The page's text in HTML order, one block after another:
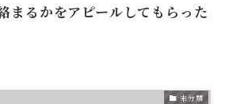
まるかをアピールしてもらった
未分類